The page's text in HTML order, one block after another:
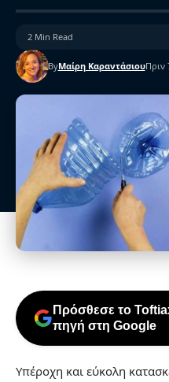
ByΜαίρη ΚαραντάσιουΠριν
2 Min Read
Πρόσθεσε το
πηγή στη Google
Υπέροχη και εύκολη